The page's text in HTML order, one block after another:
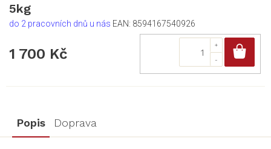
5kg
do 2 pracovních dnů u nás EAN: 8594167540926
1 700 Kč
Popis Doprava